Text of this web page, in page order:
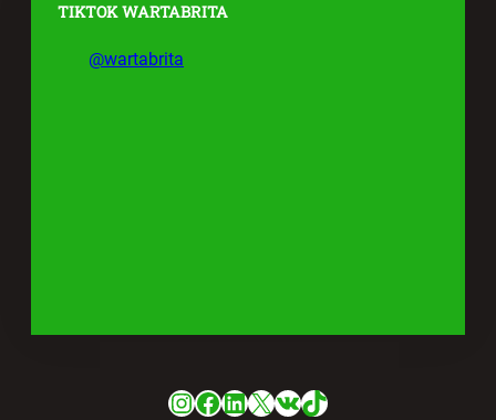
TIKTOK WARTABRITA
@wartabrita
Instagram
Facebook
LinkedIn
X VKTikTok